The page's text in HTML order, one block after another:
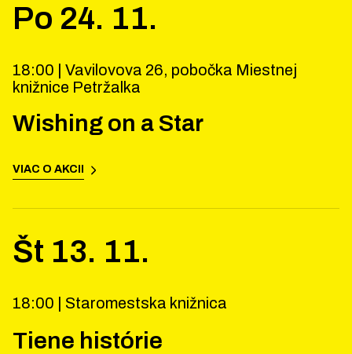
Po 24. 11.
18:00 | Vavilovova 26, pobočka Miestnej
knižnice Petržalka
Wishing on a Star
VIAC O AKCII
Št 13. 11.
18:00 | Staromestska knižnica
Tiene histórie